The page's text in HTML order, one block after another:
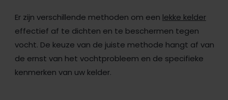
Er zijn verschillende methoden om een lekke kelder
effectief af te dichten en te beschermen tegen
vocht. De keuze van de juiste methode hangt af van
de ernst van het vochtprobleem en de specifieke
kenmerken van uw kelder.